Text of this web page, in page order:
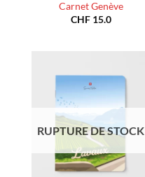
Carnet Genève
CHF15.0
RUPTURE DE STOCK